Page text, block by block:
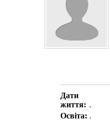
Дати
життя: .
Освіта: .